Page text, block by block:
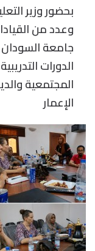
بحضور وزير
وعدد من
جامعة
الدورات
المجتمعية
الإعمار